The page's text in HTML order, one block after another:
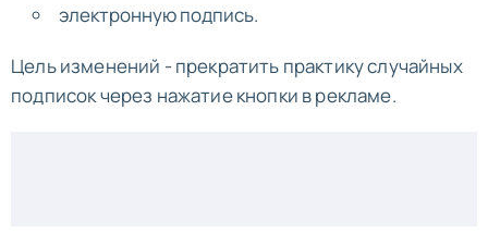
электронную подпись.
Цель изменений - прекратить практику случайных
подписок через нажатие кнопки в рекламе.